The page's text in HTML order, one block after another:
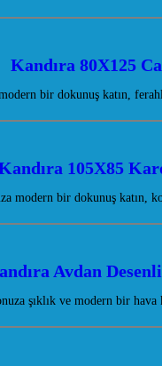
Kandıra 80X125
bir dokunuş katın,
105X85
modern bir dokunuş katın,
Avdan
şıklık ve modern bir